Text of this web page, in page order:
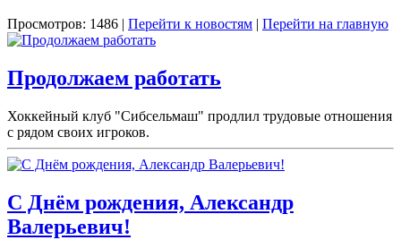
Просмотров: 1486 | Перейти к новостям | Перейти на главную
Продолжаем работать
Хоккейный клуб "Сибсельмаш" продлил трудовые отношения
с рядом своих игроков.
С Днём рождения, Александр
Валерьевич!